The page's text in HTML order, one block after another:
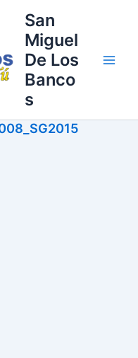
San
Miguel
De Los
Banco
s